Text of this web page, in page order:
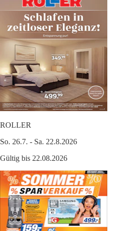
ROLLER
So. 26.7. - Sa. 22.8.2026
Gültig bis 22.08.2026